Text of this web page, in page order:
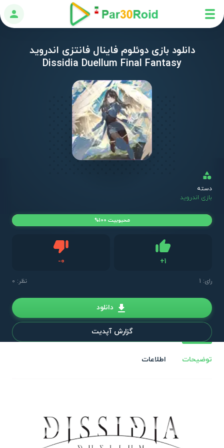
ورود
دانلود بازی دوئلوم فاینال فانتزی اندروید
Dissidia Duellum Final Fantasy
دسته
بازی اندروید
+1
-0دیس لایک
رای: 1 نظر: 0
محبوبیت 100%
دانلود
گزارش آپدیت
توضیحات اطلاعات